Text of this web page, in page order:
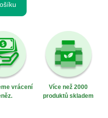
vrácení
Více než 2000
produktů skladem